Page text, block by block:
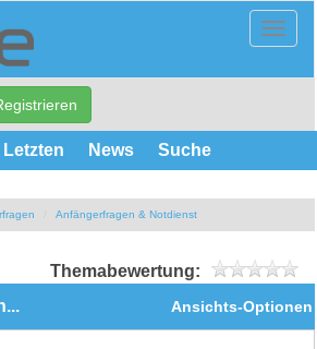
Letzten News Suche
Anfängerfragen & Notdienst
Themabewertung:
Ansichts-Optionen